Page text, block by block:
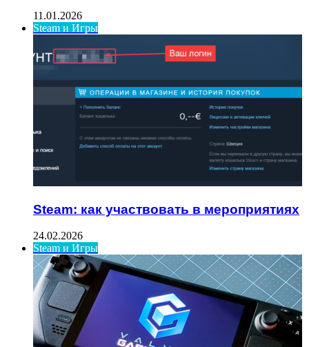
11.01.2026
Steam и Игры
Steam: как участвовать в мероприятиях
24.02.2026
Steam и Игры